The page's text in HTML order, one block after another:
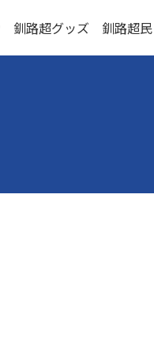
釧路超グッズ 釧路超民